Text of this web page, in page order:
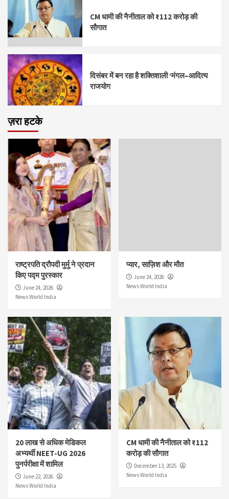
CM धामी की नैनीताल को ₹112 करोड़ की
सौगात
दिसंबर में बन रहा है शक्तिशाली ‘मंगल–आदित्य
राजयोग
ज़रा हटके
राष्ट्रपति द्रौपदी मुर्मु ने प्रदान
किए पद्म पुरस्कार
June 24, 2026
News World India
प्यार, साज़िश और मौत
June 24, 2026
News World India
20 लाख से अधिक मेडिकल
अभ्यर्थी NEET-UG 2026
पुनर्परीक्षा में शामिल
June 22, 2026
News World India
CM धामी की नैनीताल को ₹112
करोड़ की सौगात
December 13, 2025
News World India